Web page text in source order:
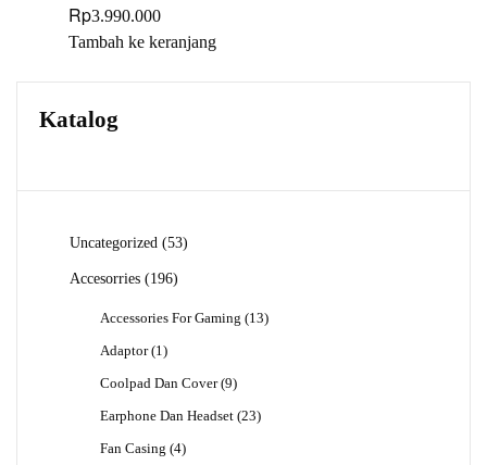
Rp3.990.000
Tambah ke keranjang
Katalog
Uncategorized 5353
Accesorries
196196
Accessories For Gaming 1313
Adaptor 1 1
Coolpad Dan Cover 99
Earphone Dan Headset 2323
Fan Casing 44